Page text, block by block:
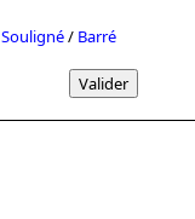
Souligné/ Barré